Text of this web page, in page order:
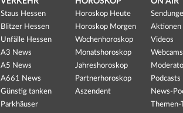
Staus Hessen
Blitzer Hessen
Unfälle Hessen
A3 News
A5 News
A661 News
Günstig tanken
Parkhäuser
Horoskop Heute
Horoskop Morgen
Wochenhoroskop
Monatshoroskop
Jahreshoroskop
Partnerhoroskop
Aszendent
Aktionen
Videos
Webcams
Podcasts
News-